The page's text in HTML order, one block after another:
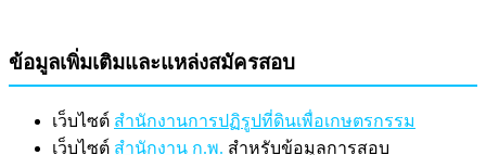
ข้อมูลเพิ่มเติมและแหล่งสมัครสอบ
เว็บไซต์ สำนักงานการปฏิรูปที่ดินเพื่อเกษตรกรรม
เว็บไซต์ สำนักงาน ก.พ. สำหรับข้อมูลการสอบ